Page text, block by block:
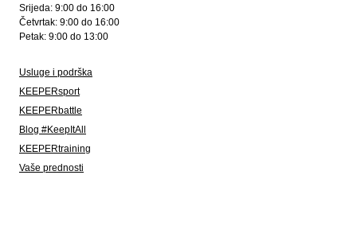
Srijeda: 9:00 do 16:00
Četvrtak: 9:00 do 16:00
Petak: 9:00 do 13:00
Usluge i podrška
KEEPERsport
KEEPERbattle
Blog #KeepItAll
KEEPERtraining
Vaše prednosti